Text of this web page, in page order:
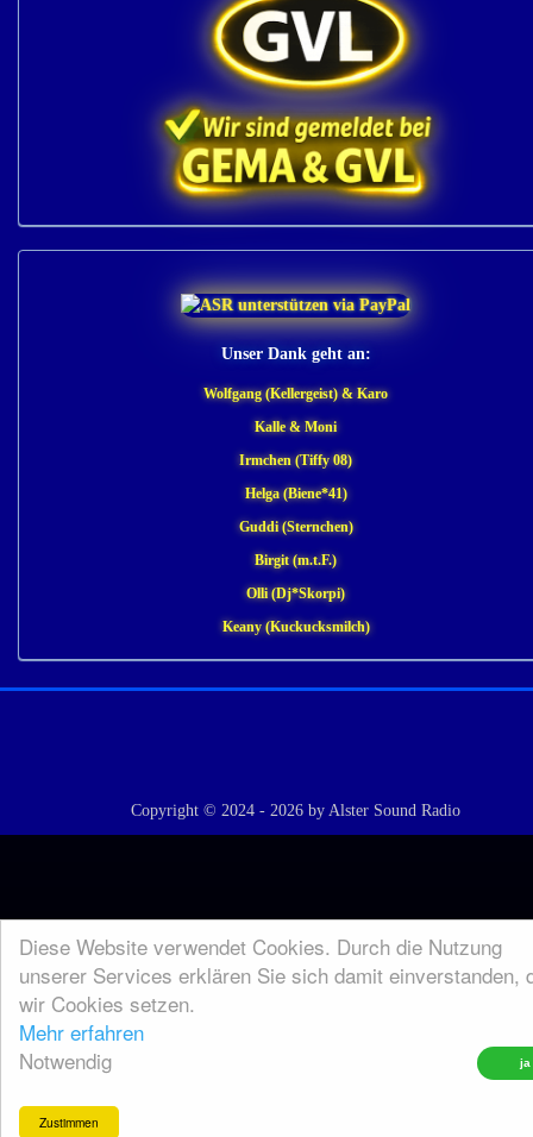
Diese Website verwendet Cookies. Durch die Nutzung
unserer Services erklären Sie sich damit einverstanden,
wir Cookies setzen.
Mehr erfahren
Notwendig
Zustimmen
Unser Dank geht an:
Wolfgang (Kellergeist) & Karo
Kalle & Moni
Irmchen (Tiffy 08)
Helga (Biene*41)
Guddi (Sternchen)
Birgit (m.t.F.)
Olli (Dj*Skorpi)
Keany (Kuckucksmilch)
Copyright © 2024 - 2026 by Alster Sound Radio